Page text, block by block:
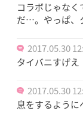
コラボじゃな
だ…。やっぱ、
2017.05.30
タイバニすげえ
2017.05.30
息をするように